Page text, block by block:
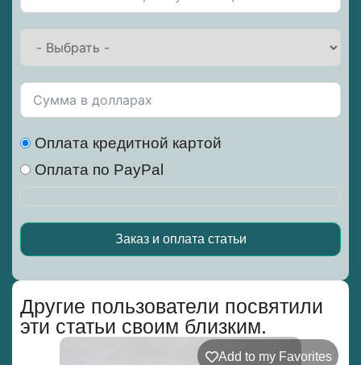
Другие пользователи посвятили
эти статьи своим близким.
Add to my Favorites
Оплата кредитной картой
Оплата по PayPal
Заказ и оплата статьи
Alternative: